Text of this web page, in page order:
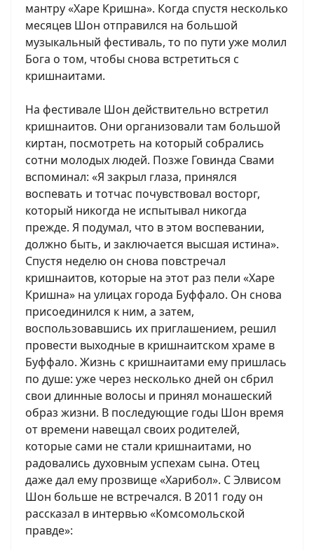
мантру «Харе Кришна». Когда спустя несколько
месяцев Шон отправился на большой
музыкальный фестиваль, то по пути уже молил
Бога о том, чтобы снова встретиться с
кришнаитами.
На фестивале Шон действительно встретил
кришнаитов. Они организовали там большой
киртан, посмотреть на который собрались
сотни молодых людей. Позже Говинда Свами
вспоминал: «Я закрыл глаза, принялся
воспевать и тотчас почувствовал восторг,
который никогда не испытывал никогда
прежде. Я подумал, что в этом воспевании,
должно быть, и заключается высшая истина».
Спустя неделю он снова повстречал
кришнаитов, которые на этот раз пели «Харе
Кришна» на улицах города Буффало. Он снова
присоединился к ним, а затем,
воспользовавшись их приглашением, решил
провести выходные в кришнаитском храме в
Буффало. Жизнь с кришнаитами ему пришлась
по душе: уже через несколько дней он сбрил
свои длинные волосы и принял монашеский
образ жизни. В последующие годы Шон время
от времени навещал своих родителей,
которые сами не стали кришнаитами, но
радовались духовным успехам сына. Отец
даже дал ему прозвище «Харибол». С Элвисом
Шон больше не встречался. В 2011 году он
рассказал в интервью «Комсомольской
правде»: